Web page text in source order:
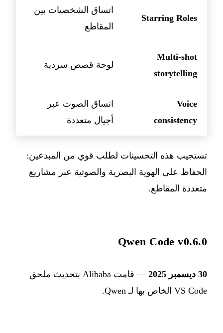
Starring Roles
اتساق الشخصيات بين
المقاطع
Multi-shot
storytelling
لوحة قصص سردية
Voice
consistency
اتساق الصوت عبر
أجيال متعددة
تستجيب هذه التحسينات لطلب قوي من المبدعين:
الحفاظ على الهوية البصرية والصوتية عبر مشاريع
متعددة المقاطع.
Qwen Code v0.6.0
30 ديسمبر 2025
— قامت Alibaba بتحديث ملحق
VS Code الخاص بها لـ Qwen.